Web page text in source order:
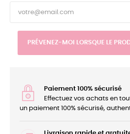
PRÉVENEZ-MOI LORSQUE LE
Paiement 100% sécurisé
Effectuez vos achats en
un paiement 100% sécurisé,